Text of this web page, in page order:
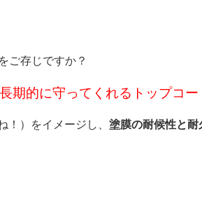
をご存じですか？
期的に守ってくれるトップコー
！）をイメージし、 塗膜の耐候性と